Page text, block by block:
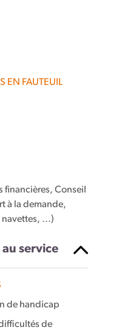
EN FAUTEUIL
Conseil
à la demande,
...)
service
de handicap
de